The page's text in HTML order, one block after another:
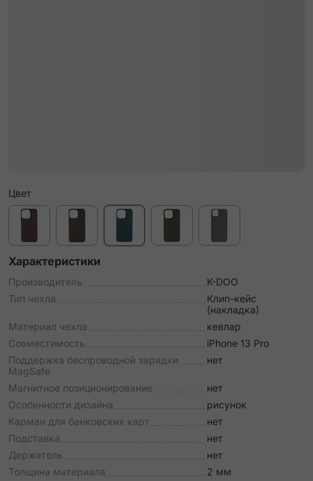
Цвет
Характеристики
Производитель
K-DOO
Тип чехла
Клип-кейс
(накладка)
Материал чехла
кевлар
Совместимость
iPhone 13 Pro
Поддержка беспроводной зарядки
MagSafe
нет
Магнитное позиционирование
нет
Особенности дизайна
рисунок
Карман для банковских карт
нет
Подставка
нет
Держатель
нет
Толщина материала
2 мм